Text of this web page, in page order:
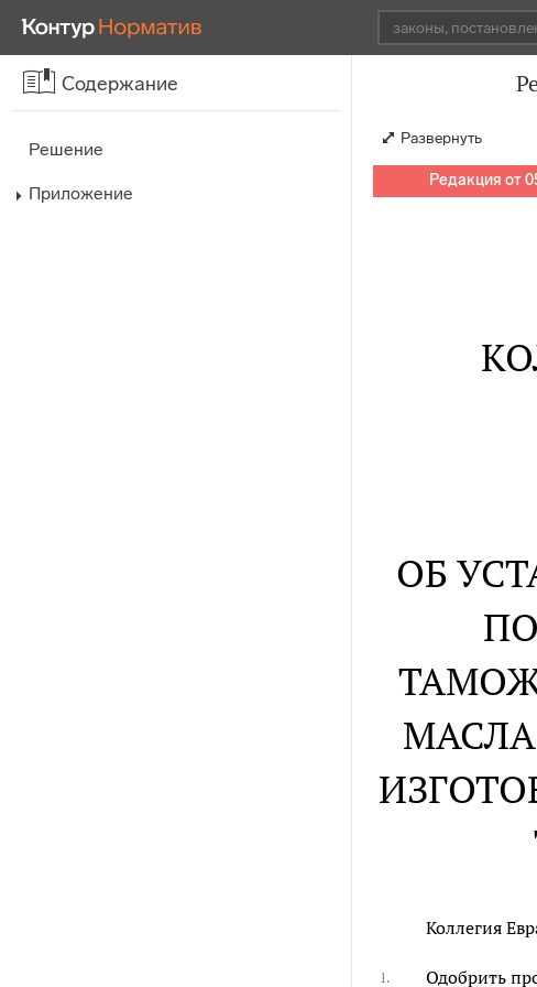
Содержание
Решение
Приложение
Развернуть
Редакция от
ОБ
Коллегия
1. Одобрить